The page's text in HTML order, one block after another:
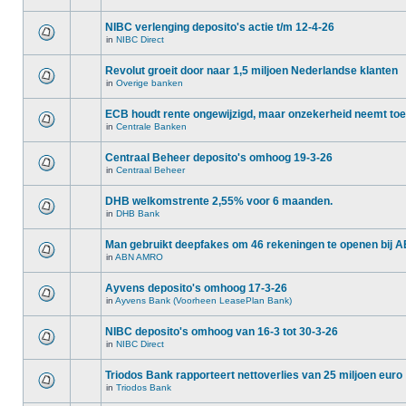
NIBC verlenging deposito's actie t/m 12-4-26
in NIBC Direct
Revolut groeit door naar 1,5 miljoen Nederlandse klanten
in Overige banken
ECB houdt rente ongewijzigd, maar onzekerheid neemt
in Centrale Banken
Centraal Beheer deposito's omhoog 19-3-26
in Centraal Beheer
DHB welkomstrente 2,55% voor 6 maanden.
in DHB Bank
Man gebruikt deepfakes om 46 rekeningen te openen bij
in ABN AMRO
Ayvens deposito's omhoog 17-3-26
in Ayvens Bank (Voorheen LeasePlan Bank)
NIBC deposito's omhoog van 16-3 tot 30-3-26
in NIBC Direct
Triodos Bank rapporteert nettoverlies van 25 miljoen euro
in Triodos Bank